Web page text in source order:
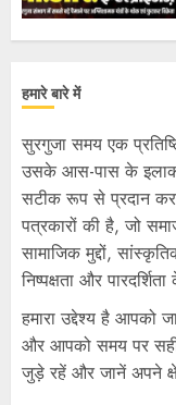
हमारे बारे में
सुरगुजा समय एक
उसके आस-पास के
सटीक रूप से प्रदान
पत्रकारों की है, जो
सामाजिक मुद्दों,
निष्पक्षता और
हमारा उद्देश्य है
और आपको समय पर
जुड़े रहें और जानें अपने